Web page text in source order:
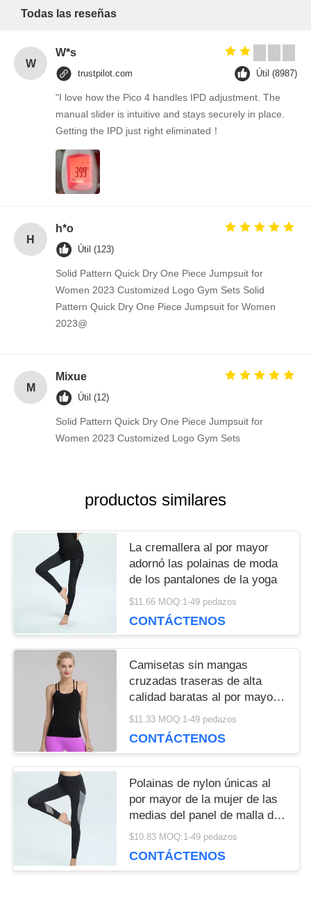
Todas las reseñas
W
W*s
trustpilot.com Útil (8987)
"I love how the Pico 4 handles IPD adjustment. The
manual slider is intuitive and stays securely in place.
Getting the IPD just right eliminated！
H
h*o
Útil (123)
Solid Pattern Quick Dry One Piece Jumpsuit for
Women 2023 Customized Logo Gym Sets Solid
Pattern Quick Dry One Piece Jumpsuit for Women
2023@
M
Mixue
Útil (12)
Solid Pattern Quick Dry One Piece Jumpsuit for
Women 2023 Customized Logo Gym Sets
productos similares
La cremallera al por mayor
adornó las polainas de moda
de los pantalones de la yoga
$11.66 MOQ:1-49 pedazos
CONTÁCTENOS
Camisetas sin mangas
cruzadas traseras de alta
calidad baratas al por mayor
del gimnasio
$11.33 MOQ:1-49 pedazos
CONTÁCTENOS
Polainas de nylon únicas al
por mayor de la mujer de las
medias del panel de malla de
Spandex
$10.83 MOQ:1-49 pedazos
CONTÁCTENOS